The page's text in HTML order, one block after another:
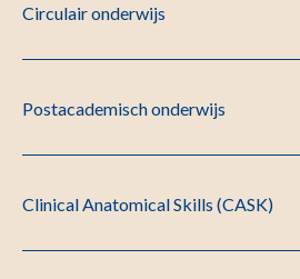
Circulair onderwijs
Postacademisch onderwijs
Clinical Anatomical Skills (CASK)